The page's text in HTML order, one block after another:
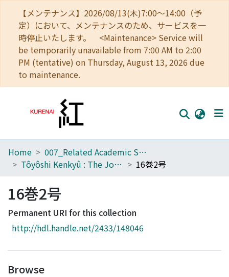
【メンテナンス】2026/08/13(木)7:00～14:00（予
定）において、メンテナンスのため、サービスを一
時停止いたします。 <Maintenance> Service will
be temporarily unavailable from 7:00 AM to 2:00
PM (tentative) on Thursday, August 13, 2026 due
to maintenance.
Home
Browse
Download Ranking
Access Statistics
Home
007_Related Academic Societies
Tôyôshi Kenkyû : The Journal of Oriental Researches
16巻2号
16巻2号
Permanent URI for this collection
http://hdl.handle.net/2433/148046
Browse